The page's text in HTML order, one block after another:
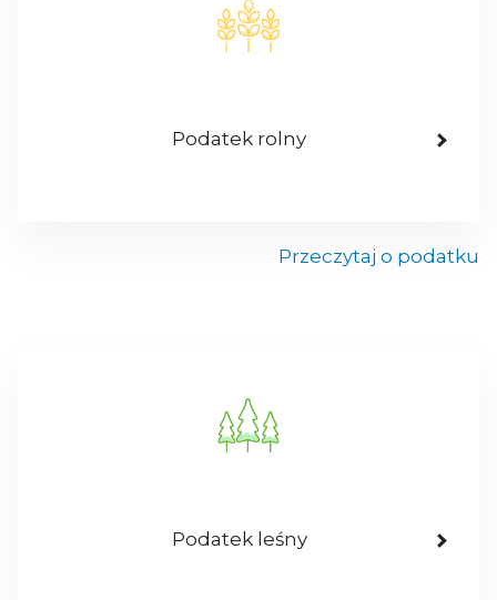
Podatek rolny
Przeczytaj o podatku
Podatek leśny